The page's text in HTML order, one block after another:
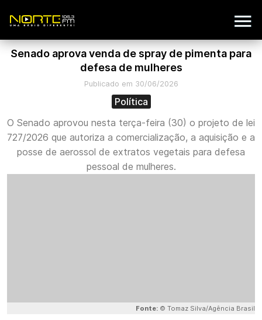
Senado aprova venda de spray de pimenta para
defesa de mulheres
Publicado em 30/06/2026
Política
O Senado aprovou nesta terça-feira (30) o projeto de lei
727/2026 que autoriza a comercialização, a aquisição e a
posse de aerossol de extratos vegetais para defesa
pessoal de mulheres.
Fonte: © Tomaz Silva/Agência Brasil